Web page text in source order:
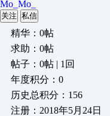
Mo_Mo_
关注 私信
精华：0帖
求助：0帖
帖子：0帖 | 1回
年度积分：0
历史总积分：156
注册：2018年5月24日